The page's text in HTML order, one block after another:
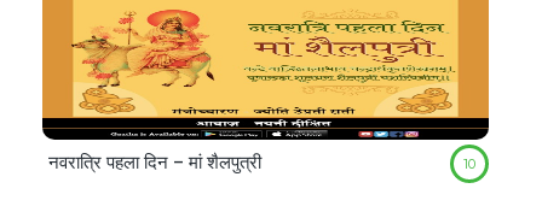
नवरात्रि पहला दिन – मां शैलपुत्री 10